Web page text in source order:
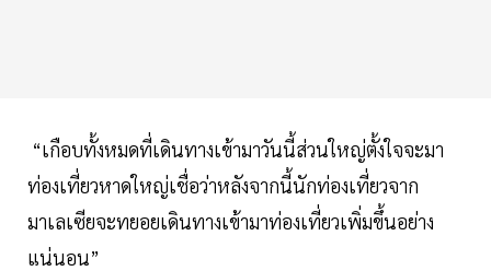
“เกือบทั้งหมดที่เดินทางเข้ามาวันนี้ส่วนใหญ่ตั้งใจจะมา
ท่องเที่ยวหาดใหญ่เชื่อว่าหลังจากนี้นักท่องเที่ยวจาก
มาเลเซียจะทยอยเดินทางเข้ามาท่องเที่ยวเพิ่มขึ้นอย่าง
แน่นอน”